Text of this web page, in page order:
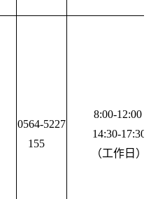
0564-5227
155
8:00-12:00
14:30-17:30
（工作日）